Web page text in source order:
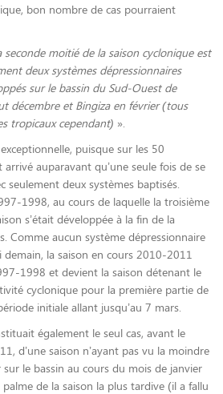
bon nombre de cas pourraient
seconde moitié de la saison cyclonique est
deux systèmes dépressionnaires
sur le bassin du Sud-Ouest de
décembre et Bingiza en février (tous
tropicaux cependant) ».
puisque sur les 50
arrivé auparavant qu’une seule fois de se
seulement deux systèmes baptisés.
1998, au cours de laquelle la troisième
s’était développée à la fin de la
Comme aucun système dépressionnaire
demain, la saison en cours 2010-2011
1998 et devient la saison détenant le
cyclonique pour la première partie de
initiale allant jusqu’au 7 mars.
également le seul cas, avant le
d’une saison n’ayant pas vu la moindre
le bassin au cours du mois de janvier
de la saison la plus tardive (il a fallu